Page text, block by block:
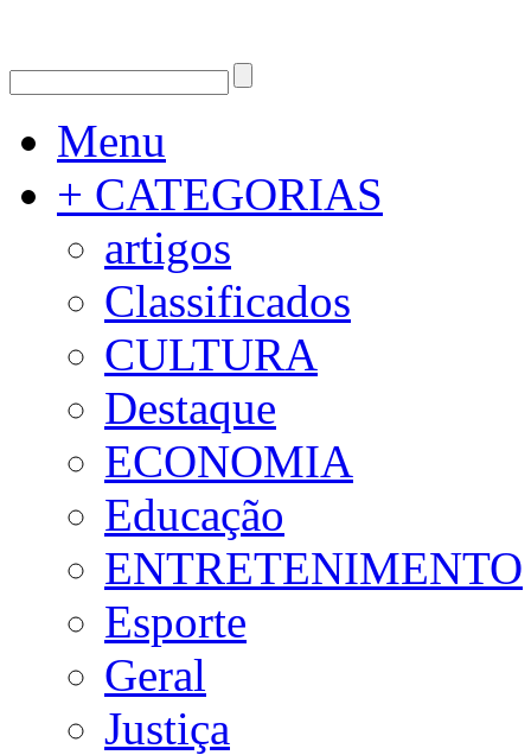
Menu
+ CATEGORIAS
artigos
Classificados
CULTURA
Destaque
ECONOMIA
Educação
ENTRETENIMENTO
Esporte
Geral
Justiça